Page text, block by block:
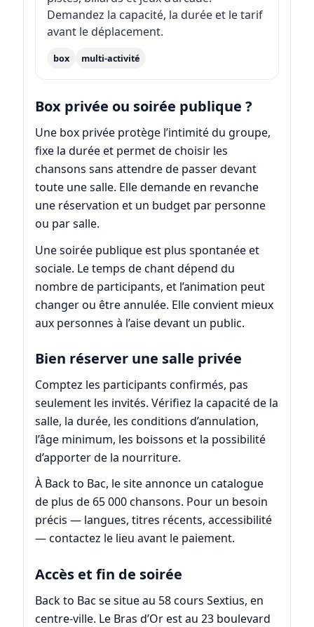
Demandez la capacité, la durée et le tarif
avant le déplacement.
box multi-activité
Box privée ou soirée publique ?
Une box privée protège l’intimité du groupe,
fixe la durée et permet de choisir les
chansons sans attendre de passer devant
toute une salle. Elle demande en revanche
une réservation et un budget par personne
ou par salle.
Une soirée publique est plus spontanée et
sociale. Le temps de chant dépend du
nombre de participants, et l’animation peut
changer ou être annulée. Elle convient mieux
aux personnes à l’aise devant un public.
Bien réserver une salle privée
Comptez les participants confirmés, pas
seulement les invités. Vérifiez la capacité de la
salle, la durée, les conditions d’annulation,
l’âge minimum, les boissons et la possibilité
d’apporter de la nourriture.
À Back to Bac, le site annonce un catalogue
de plus de 65 000 chansons. Pour un besoin
précis — langues, titres récents, accessibilité
— contactez le lieu avant le paiement.
Accès et fin de soirée
Back to Bac se situe au 58 cours Sextius, en
centre-ville. Le Bras d’Or est au 23 boulevard